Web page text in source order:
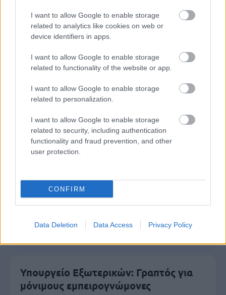
I want to allow Google to enable storage
related to analytics like cookies on web or
device identifiers in apps.
I want to allow Google to enable storage
related to functionality of the website or app.
I want to allow Google to enable storage
related to personalization.
I want to allow Google to enable storage
related to security, including authentication
functionality and fraud prevention, and other
user protection.
CONFIRM
Data Deletion Data Access Privacy Policy
Δημοφιλείς Ειδήσεις
Ανοικτές 1.779 θέσεις εργασίας στο
Δημόσιο (χωρίς πτυχίο)
ΥΠΕΣ: Προγραμματισμός προσλήψεων
30.000 ονόματα στην α' φάση
Υπουργείο Εξωτερικών: Γραπτός για
μόνιμους εμπειρογνώμονες